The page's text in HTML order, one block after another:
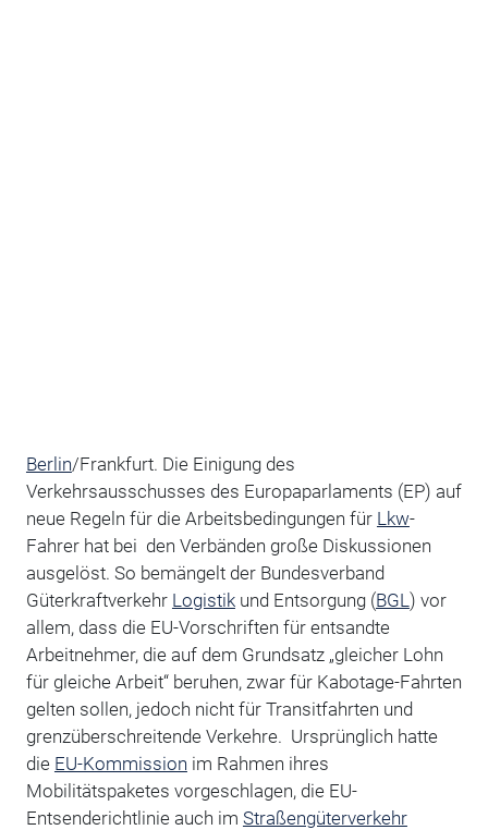
Berlin/Frankfurt. Die Einigung des
Verkehrsausschusses des Europaparlaments (EP) auf
neue Regeln für die Arbeitsbedingungen für Lkw-
Fahrer hat bei den Verbänden große Diskussionen
ausgelöst. So bemängelt der Bundesverband
Güterkraftverkehr Logistikund Entsorgung (BGL ) vor
allem, dass die EU-Vorschriften für entsandte
Arbeitnehmer, die auf dem Grundsatz „gleicher Lohn
für gleiche Arbeit“ beruhen, zwar für Kabotage-Fahrten
gelten sollen, jedoch nicht für Transitfahrten und
grenzüberschreitende Verkehre. Ursprünglich hatte
die EU-Kommission im Rahmen ihres
Mobilitätspaketes vorgeschlagen, die EU-
Entsenderichtlinie auch im Straßengüterverkehr